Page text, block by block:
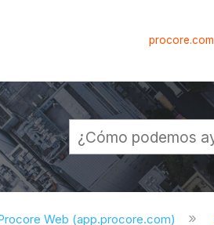
procore.com
Web (app.procore.com)